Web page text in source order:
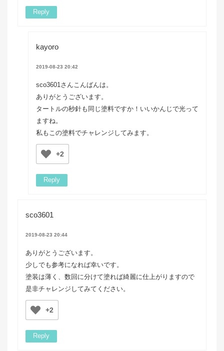
Reply
kayoro
2019-08-23 20:42
sco3601さんこんばんは。
ありがとうございます。
タートルの秒針も同じ塗料ですか！いいかんじで光って
ますね。
私もこの塗料でチャレンジしてみます。
+2
Reply
sco3601
2019-08-23 20:44
ありがとうございます。
少しでも参考になれば幸いです。
塗装は薄く、数回に分けて塗れば綺麗に仕上がりますので
是非チャレンジしてみてください。
+2
Reply